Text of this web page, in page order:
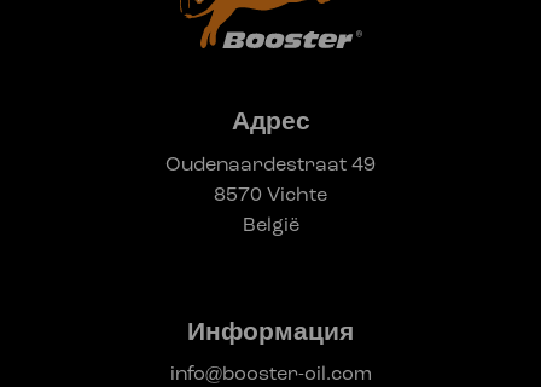
Адрес
Oudenaardestraat 49
8570 Vichte
België
Информация
info@booster-oil.com